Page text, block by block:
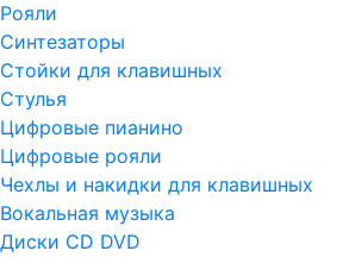
Рояли
Синтезаторы
Стойки для клавишных
Стулья
Цифровые пианино
Цифровые рояли
Чехлы и накидки для клавишных
Вокальная музыка
Диски CD DVD